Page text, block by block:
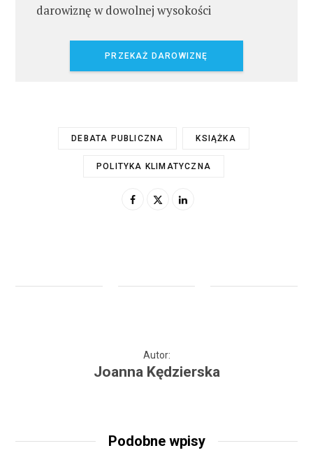
darowiznę w dowolnej wysokości
PRZEKAŻ DAROWIZNĘ
DEBATA PUBLICZNA KSIĄŻKA
POLITYKA KLIMATYCZNA
Autor:
Joanna Kędzierska
Podobne wpisy